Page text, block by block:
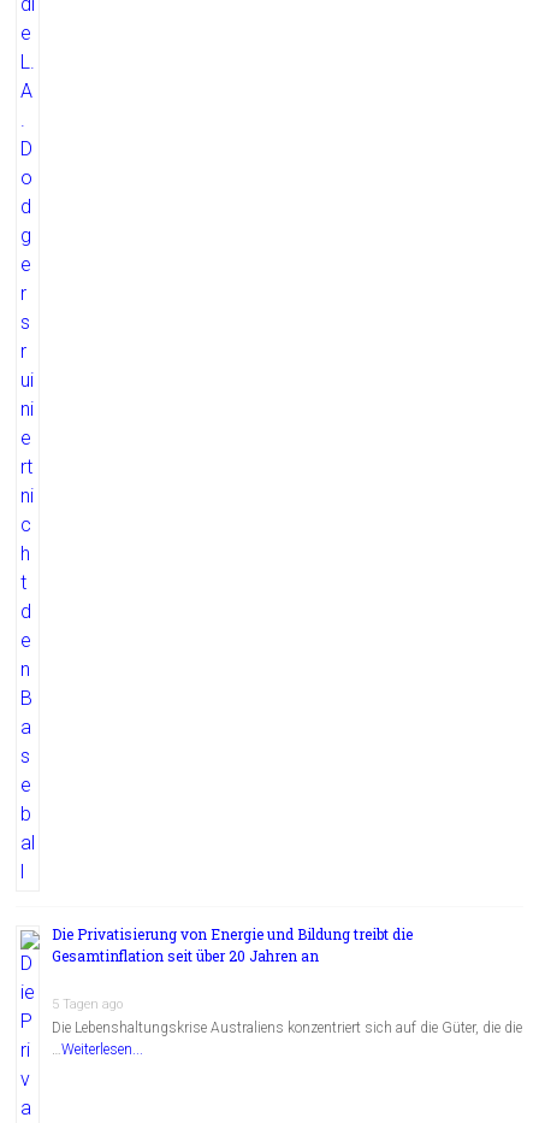
Die Privatisierung von Energie und Bildung treibt die
Gesamtinflation seit über 20 Jahren an
5 Tagen ago
Die Lebenshaltungskrise Australiens konzentriert sich auf die Güter, die die
…Weiterlesen...